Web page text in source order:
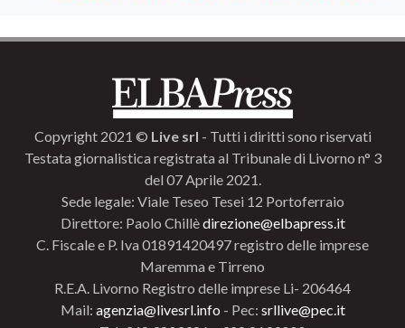
Copyright 2021 © Live srl - Tutti i diritti sono riservati
Testata giornalistica registrata al Tribunale di Livorno n° 3
del 07 Aprile 2021.
Sede legale: Viale Teseo Tesei 12 Portoferraio
Direttore: Paolo Chillèdirezione@elbapress.it
C. Fiscale e P. Iva 01891420497 registro delle imprese
Maremma e Tirreno
R.E.A. Livorno Registro delle imprese Li- 206464
Mail: agenzia@livesrl.info - Pec: srllive@pec.it